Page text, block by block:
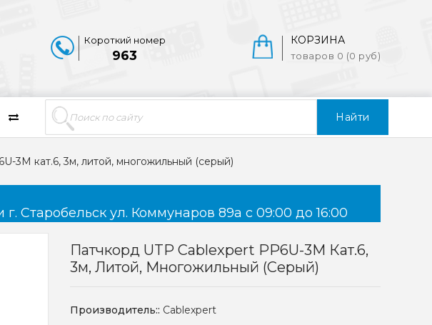
Найти
КОРЗИНА
товаров 0 (0 руб)
Короткий номер
963
3M кат.6, 3м, литой, многожильный (серый)
Старобельск ул. Коммунаров 89а с 09:00 до 16:00
Патчкорд UTP Cablexpert PP6U-3M Кат.6,
3м, Литой, Многожильный (серый)
Производитель:: Cablexpert